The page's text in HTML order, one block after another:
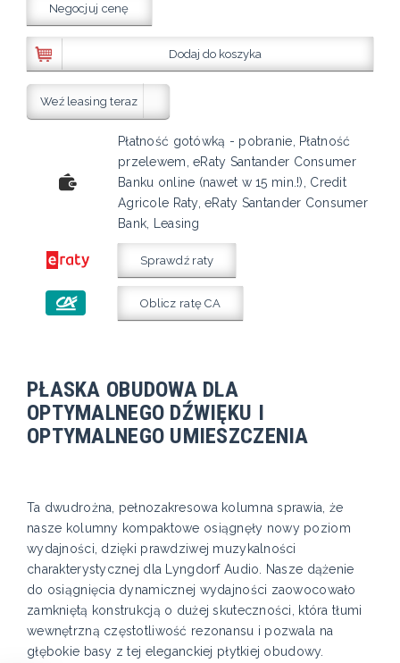
Negocjuj cenę
Dodaj do koszyka
Weź leasing teraz
Płatność gotówką - pobranie, Płatność
przelewem, eRaty Santander Consumer
Banku online (nawet w 15 min.!), Credit
Agricole Raty, eRaty Santander Consumer
Bank, Leasing
Sprawdź raty
Oblicz ratę CA
PŁASKA OBUDOWA DLA
OPTYMALNEGO DŹWIĘKU I
OPTYMALNEGO UMIESZCZENIA
Ta dwudrożna, pełnozakresowa kolumna sprawia, że
nasze kolumny kompaktowe osiągnęły nowy poziom
wydajności, dzięki prawdziwej muzykalności
charakterystycznej dla Lyngdorf Audio. Nasze dążenie
do osiągnięcia dynamicznej wydajności zaowocowało
zamkniętą konstrukcją o dużej skuteczności, która tłumi
wewnętrzną częstotliwość rezonansu i pozwala na
głębokie basy z tej eleganckiej płytkiej obudowy.